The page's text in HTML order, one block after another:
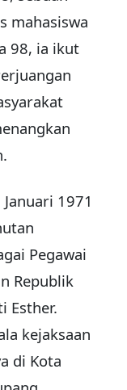
mahasiswa
98, ia ikut
1971
Pegawai
Republik
Esther.
kejaksaan
di Kota